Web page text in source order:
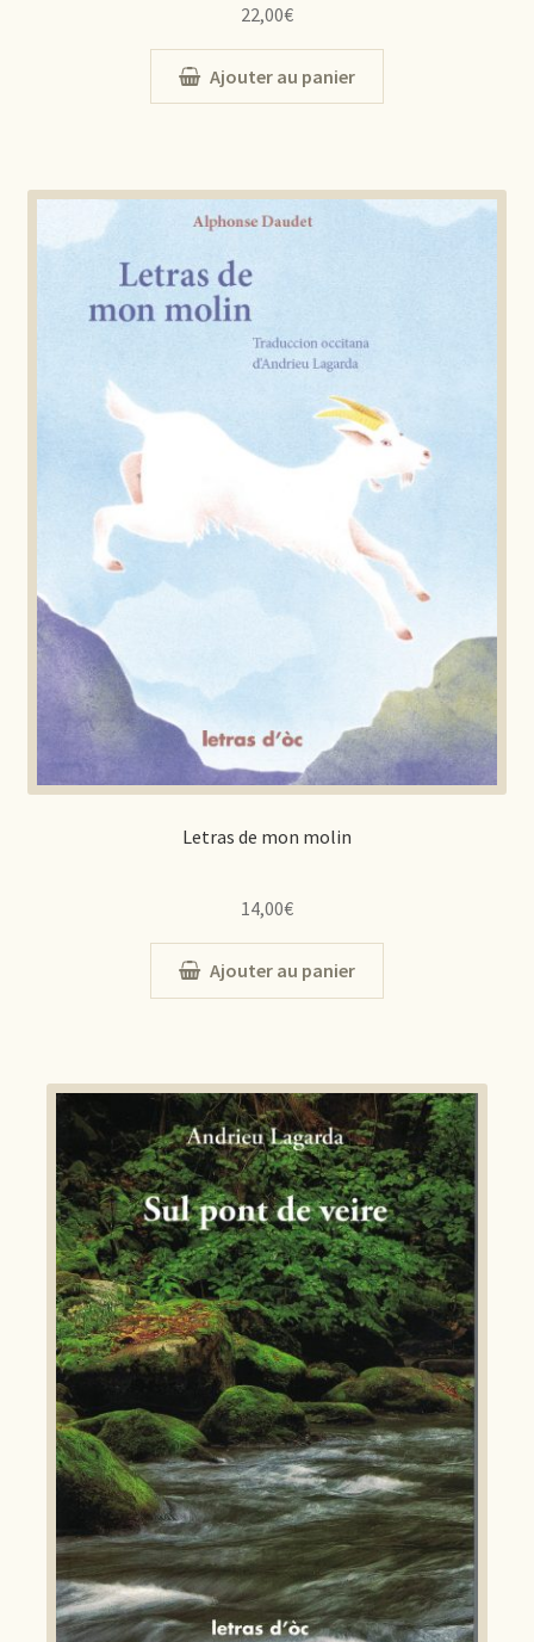
22,00€
Ajouter au panier
Letras de mon molin
14,00€
Ajouter au panier